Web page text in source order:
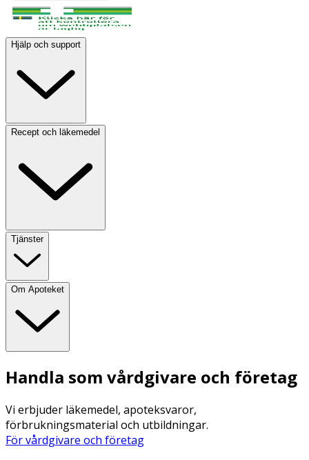
Hjälp och support
Recept och läkemedel
Tjänster
Om Apoteket
Handla som vårdgivare och företag
Vi erbjuder läkemedel, apoteksvaror,
förbrukningsmaterial och utbildningar.
För vårdgivare och företag